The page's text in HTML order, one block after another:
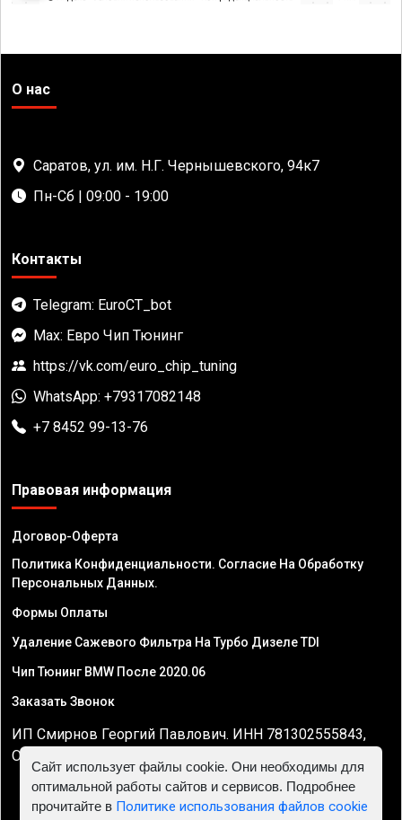
О нас
Саратов, ул. им. Н.Г. Чернышевского, 94к7
Пн-Сб | 09:00 - 19:00
Контакты
Telegram: EuroCT_bot
Max: Евро Чип Тюнинг
https://vk.com/euro_chip_tuning
WhatsApp: +79317082148
+7 8452 99-13-76
Правовая информация
Договор-Оферта
Политика Конфиденциальности. Согласие На Обработку
Персональных Данных.
Формы Оплаты
Удаление Сажевого Фильтра На Турбо Дизеле TDI
Чип Тюнинг BMW После 2020.06
Заказать Звонок
ИП Смирнов Георгий Павлович. ИНН 781302555843,
ОГРНИП 324470400032610
Сайт использует файлы cookie. Они необходимы для
оптимальной работы сайтов и сервисов. Подробнее
прочитайте в Политике использования файлов cookie